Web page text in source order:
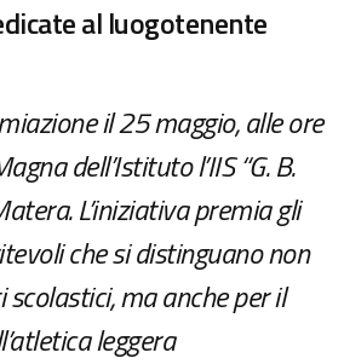
al luogotenente
il 25 maggio, alle ore
dell’Istituto l’IIS “G. B.
L’iniziativa premia gli
che si distinguano non
ma anche per il
leggera